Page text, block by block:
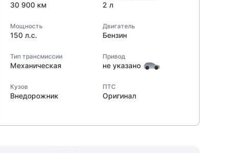
30 900 км 2 л
Мощность
150 л.с.
Двигатель
Бензин
Тип трансмиссии
Механическая
Привод
не указано
Кузов
Внедорожник
ПТС
Оригинал